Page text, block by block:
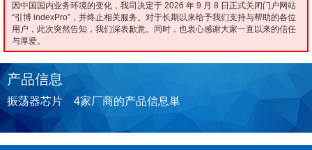
因中国国内业务环境的变化，我司决定于 2026 年 9 月 8 日正式关闭门户网站
“引博 indexPro”，并终止相关服务。对于长期以来给予我们支持与帮助的各位
用户，此次突然告知，我们深表歉意。同时，也衷心感谢大家一直以来的信任
与厚爱。
产品信息
振荡器芯片 4家厂商的产品信息単